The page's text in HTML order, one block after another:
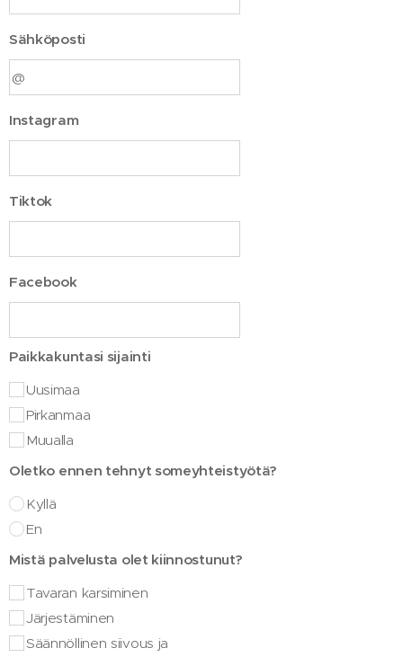
Sähköposti
Instagram
Tiktok
Facebook
Paikkakuntasi sijainti
Uusimaa
Pirkanmaa
Muualla
Oletko ennen tehnyt someyhteistyötä?
Kyllä
En
Mistä palvelusta olet kiinnostunut?
Tavaran karsiminen
Järjestäminen
Säännöllinen siivous ja